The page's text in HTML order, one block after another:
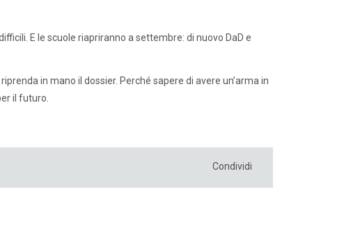
E le scuole riapriranno a settembre: di nuovo DaD e
in mano il dossier. Perché sapere di avere un’arma in
il futuro.
Condividi